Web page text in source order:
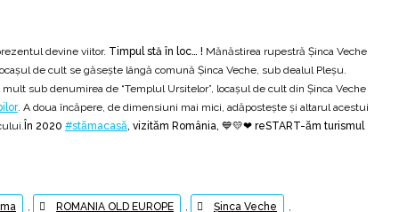
devine viitor. Timpul stă în loc… ! Mănăstirea rupestră Şinca Veche
de cult se găseşte lângă comună Şinca Veche, sub dealul Pleşu.
sub denumirea de “Templul Ursitelor”, locaşul de cult din Şinca Veche
. A doua încăpere, de dimensiuni mai mici, adăposteşte şi altarul acestui
În 2020 #stămacasă, vizităm România, 💙💛❤ reSTART-ăm turismul
, ROMANIA OLD EUROPE , Șinca Veche ,